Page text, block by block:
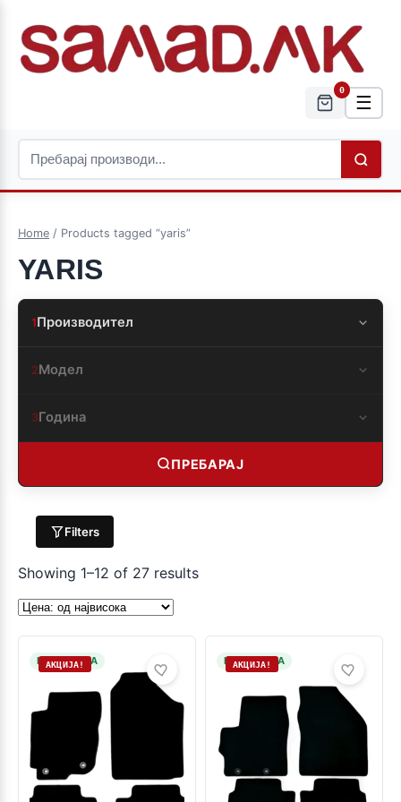
0
☰
Home / Products tagged “yaris”
YARIS
1Производител
2Модел
3Година
ПРЕБАРАЈ
Filters
Showing 1–12 of 27 results
НА ЗАЛИХА
АКЦИЈА! НА ЗАЛИХА
АКЦИЈА!